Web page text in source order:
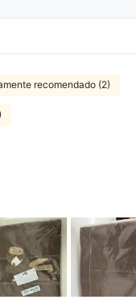
recomendado (2)